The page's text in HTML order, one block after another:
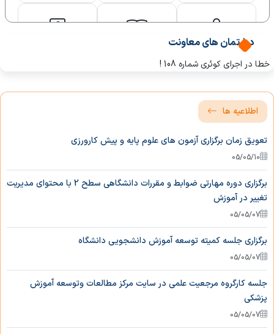
جشنواره شهید
شهریه پردیس فناوری های نوین
فیلم اخذ سوابق
دپارتمان های معاونت
خطا در اجرای کوئری شماره 108 !
اطلاعیه ها
تعویق زمان برگزاری آزمون های علوم پایه و پیش کارورزی
05/05/10
برگزاری دوره مهارتی ضوابط و مقررات دانشگاهی سطح 2 با محتوای مدیریت
تغییر در آموزش
05/05/07
برگزاری جلسه کمیته توسعه آموزش دانشجویی دانشگاه
05/05/07
جلسه کارگروه مرجعیت علمی در سایت مرکز مطالعات وتوسعه آموزش
پزشکی
05/05/07